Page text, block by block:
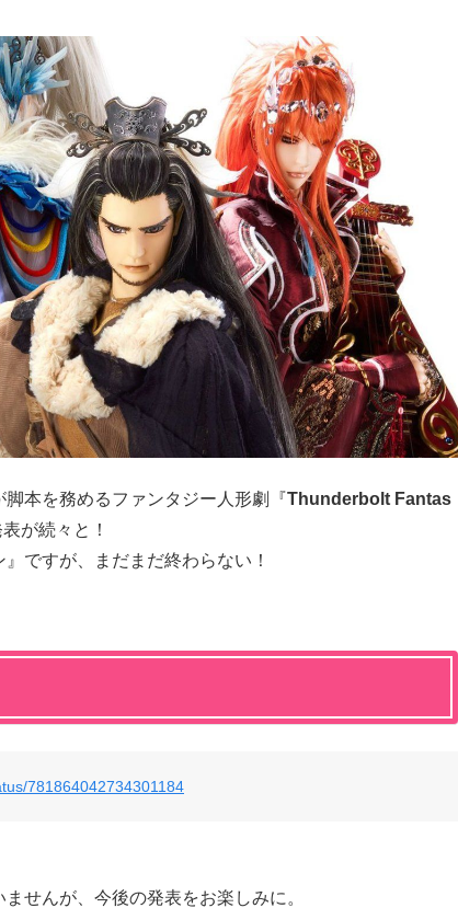
本を務めるファンタジー人形劇『Thunderbolt Fantas
が続々と！
ですが、まだまだ終わらない！
781864042734301184
せんが、今後の発表をお楽しみに。